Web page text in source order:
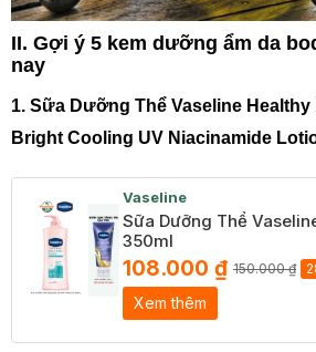
II. Gợi ý 5 kem dưỡng ẩm da
nay
1. Sữa Dưỡng Thể Vaseline
Bright Cooling UV Niacinamide
Vaseline
Sữa Dưỡng Thể
350ml
108.000 ₫ 150.000 ₫
Xem thêm